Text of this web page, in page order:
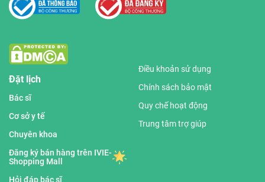
Đặt lịch
Bác sĩ
Cơ sở y tế
Chuyên khoa
Đăng ký bán hàng trên IVIE-
Shopping Mall
Hỏi đáp bác sĩ
Điều khoản sử dụng
Chính sách bảo mật
Quy chế hoạt động
Trung tâm trợ giúp